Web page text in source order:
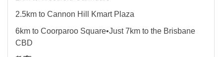
2.5km to Cannon Hill Kmart Plaza
6km to Coorparoo Square•Just 7km to the Brisbane
CBD